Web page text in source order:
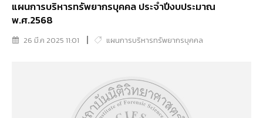
แผนการบริหารทรัพยากรบุคคล ประจำปีงบประมาณ
พ.ศ.2568
26 มี.ค 2025 11:01 แผนการบริหารทรัพยากรบุคคล